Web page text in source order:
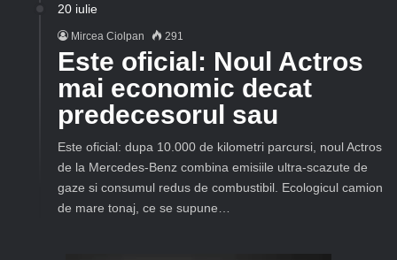
20 iulie
Mircea Ciolpan 291
Este oficial: Noul Actros
mai economic decat
predecesorul sau
Este oficial: dupa 10.000 de kilometri parcursi, noul Actros
de la Mercedes-Benz combina emisiile ultra-scazute de
gaze si consumul redus de combustibil. Ecologicul camion
de mare tonaj, ce se supune…